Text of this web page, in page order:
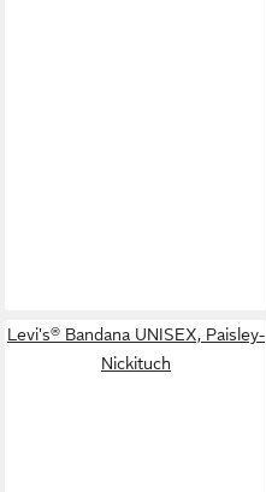
Levi's® Bandana UNISEX, Paisley-
Nickituch